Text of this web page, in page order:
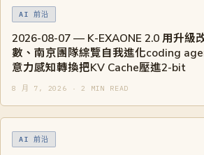
AI 前沿
2026-08-07 — K-EXAONE 2.0 用升級
數、南京團隊綜覽自我進化coding
意力感知轉換把KV Cache壓進2-bit
8 月 7, 2026 · 2 MIN READ
AI 前沿